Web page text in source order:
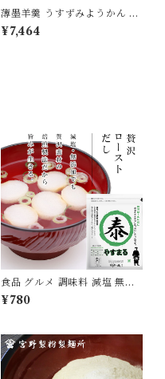
薄墨羊羹 うすずみようかん 小
棹 7本入り 詰合せ セット 【送
料無料】 [yokan-ko-set07]
¥7,464
食品 グルメ 調味料 減塩 無添
加 だし 出汁 パック 10包入り
贅沢 ロースト ティーパック や
¥780